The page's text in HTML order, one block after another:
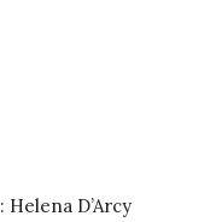
D’Arcy